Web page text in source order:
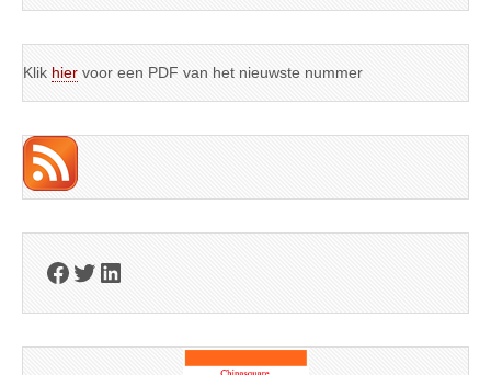
Klik hier voor een PDF van het nieuwste nummer
Facebook
Twitter
LinkedIn